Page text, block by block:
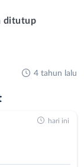
ditutup
4 tahun lalu
hari ini